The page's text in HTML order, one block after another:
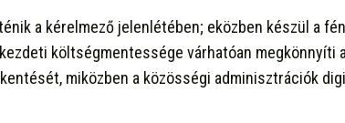
a kérelmező jelenlétében; eközben készül a
költségmentessége várhatóan megkönnyíti
miközben a közösségi adminisztrációk